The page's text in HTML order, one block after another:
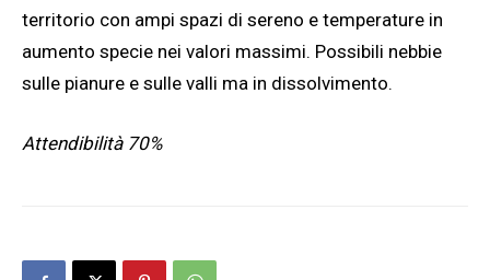
territorio con ampi spazi di sereno e temperature in
aumento specie nei valori massimi. Possibili nebbie
sulle pianure e sulle valli ma in dissolvimento.
Attendibilità 70%